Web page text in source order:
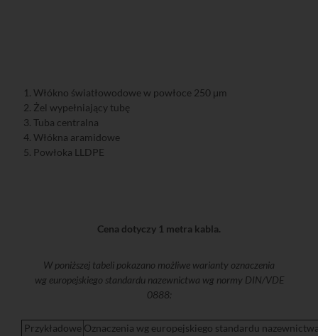
1. Włókno światłowodowe w powłoce 250 μm
2. Żel wypełniający tubę
3. Tuba centralna
4. Włókna aramidowe
5. Powłoka LLDPE
Cena dotyczy 1 metra kabla.
W poniższej tabeli pokazano możliwe warianty oznaczenia
wg europejskiego standardu nazewnictwa wg normy DIN/VDE
0888:
Przykładowe Oznaczenia wg europejskiego standardu